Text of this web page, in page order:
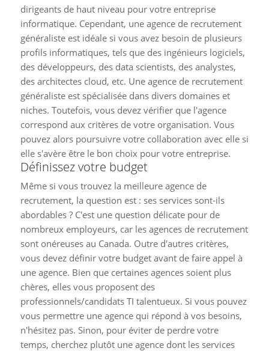
dirigeants de haut niveau pour votre entreprise
informatique. Cependant, une agence de recrutement
généraliste est idéale si vous avez besoin de plusieurs
profils informatiques, tels que des ingénieurs logiciels,
des développeurs, des data scientists, des analystes,
des architectes cloud, etc. Une agence de recrutement
généraliste est spécialisée dans divers domaines et
niches. Toutefois, vous devez vérifier que l'agence
correspond aux critères de votre organisation. Vous
pouvez alors poursuivre votre collaboration avec elle si
elle s'avère être le bon choix pour votre entreprise.
Définissez votre budget
Même si vous trouvez la meilleure agence de
recrutement, la question est : ses services sont-ils
abordables ? C'est une question délicate pour de
nombreux employeurs, car les agences de recrutement
sont onéreuses au Canada. Outre d'autres critères,
vous devez définir votre budget avant de faire appel à
une agence. Bien que certaines agences soient plus
chères, elles vous proposent des
professionnels/candidats TI talentueux. Si vous pouvez
vous permettre une agence qui répond à vos besoins,
n'hésitez pas. Sinon, pour éviter de perdre votre
temps, cherchez plutôt une agence dont les services